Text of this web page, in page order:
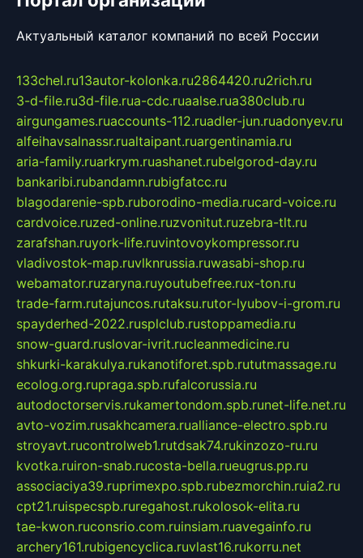
Актуальный каталог компаний по всей России
133chel.ru13autor-kolonka.ru2864420.ru2rich.ru
3-d-file.ru3d-file.rua-cdc.ruaalse.rua380club.ru
airgungames.ruaccounts-112.ruadler-jun.ruadonyev.ru
alfeihavsalnassr.rualtaipant.ruargentinamia.ru
aria-family.ruarkrym.ruashanet.rubelgorod-day.ru
bankaribi.rubandamn.rubigfatcc.ru
blagodarenie-spb.ruborodino-media.rucard-voice.ru
cardvoice.ruzed-online.ruzvonitut.ruzebra-tlt.ru
zarafshan.ruyork-life.ruvintovoykompressor.ru
vladivostok-map.ruvlknrussia.ruwasabi-shop.ru
webamator.ruzaryna.ruyoutubefree.rux-ton.ru
trade-farm.rutajuncos.rutaksu.rutor-lyubov-i-grom.ru
spayderhed-2022.rusplclub.rustoppamedia.ru
snow-guard.ruslovar-ivrit.rucleanmedicine.ru
shkurki-karakulya.rukanotiforet.spb.rututmassage.ru
ecolog.org.rupraga.spb.rufalcorussia.ru
autodoctorservis.rukamertondom.spb.runet-life.net.ru
avto-vozim.rusakhcamera.rualliance-electro.spb.ru
stroyavt.rucontrolweb1.rutdsak74.rukinzozo-ru.ru
kvotka.ruiron-snab.rucosta-bella.rueugrus.pp.ru
associaciya39.ruprimexpo.spb.rubezmorchin.ruia2.ru
cpt21.ruispecspb.ruregahost.rukolosok-elita.ru
tae-kwon.ruconsrio.com.ruinsiam.ruavegainfo.ru
archery161.rubigencyclica.ruvlast16.rukorru.net